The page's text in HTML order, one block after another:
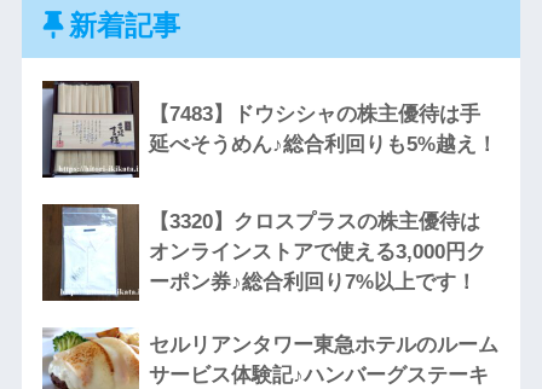
新着記事
【7483】ドウシシャの株主優待は手
延べそうめん♪総合利回りも5%越え！
【3320】クロスプラスの株主優待は
オンラインストアで使える3,000円ク
ーポン券♪総合利回り7%以上です！
セルリアンタワー東急ホテルのルーム
サービス体験記♪ハンバーグステーキ